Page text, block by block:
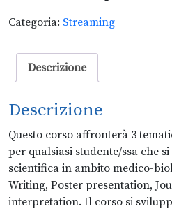
Categoria: Streaming
Descrizione
Descrizione
Questo corso affronterà 3
per qualsiasi studente/ssa che
scientifica in ambito medico-
Writing, Poster presentation,
interpretation. Il corso si